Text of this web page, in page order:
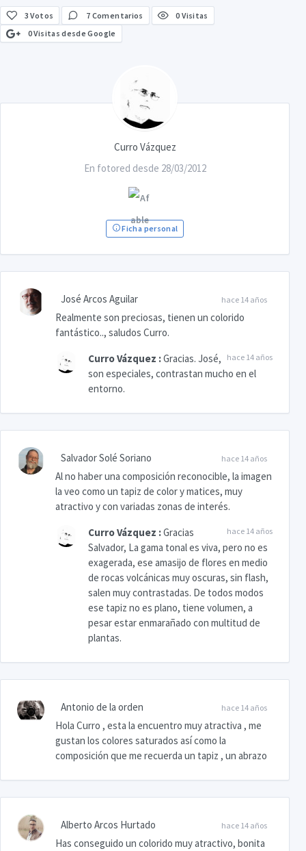
3 Votos 7 Comentarios
0 Visitas
0 Visitas desde Google
Curro Vázquez
En fotored desde 28/03/2012
Ficha personal
hace 14 años
José Arcos Aguilar
Realmente son preciosas, tienen un colorido
fantástico.., saludos Curro.
Curro Vázquez : hace 14 años
Gracias. José,
son especiales, contrastan mucho en el
entorno.
hace 14 años
Salvador Solé Soriano
Al no haber una composición reconocible, la imagen
la veo como un tapiz de color y matices, muy
atractivo y con variadas zonas de interés.
Curro Vázquez : hace 14 años
Gracias
Salvador, La gama tonal es viva, pero no es
exagerada, ese amasijo de flores en medio
de rocas volcánicas muy oscuras, sin flash,
salen muy contrastadas. De todos modos
ese tapiz no es plano, tiene volumen, a
pesar estar enmarañado con multitud de
plantas.
hace 14 años
Antonio de la orden
Hola Curro , esta la encuentro muy atractiva , me
gustan los colores saturados así como la
composición que me recuerda un tapiz , un abrazo
hace 14 años
Alberto Arcos Hurtado
Has conseguido un colorido muy atractivo, bonita